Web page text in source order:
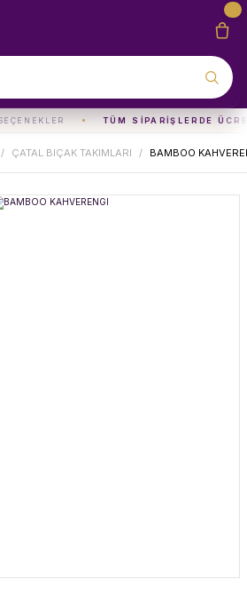
TÜM SIPARIŞLERDE
ÇATAL BIÇAK TAKIMLARI BAMBOO